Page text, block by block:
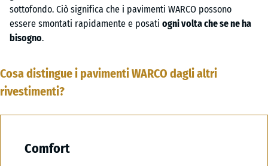
sottofondo. Ciò significa che i pavimenti WARCO possono
essere smontati rapidamente e posati ogni volta che se ne ha
bisogno.
Cosa distingue i pavimenti WARCO dagli altri
rivestimenti?
Comfort